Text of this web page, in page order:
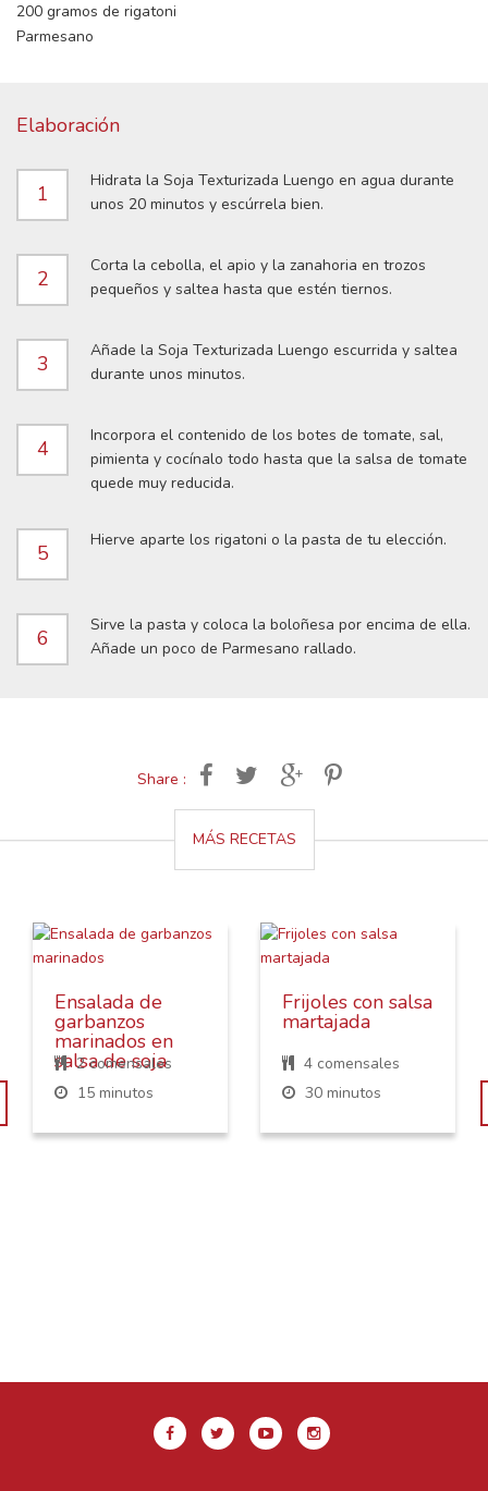
200 gramos de rigatoni
Parmesano
Elaboración
1
Hidrata la Soja Texturizada Luengo en agua durante
unos 20 minutos y escúrrela bien.
2
Corta la cebolla, el apio y la zanahoria en trozos
pequeños y saltea hasta que estén tiernos.
3
Añade la Soja Texturizada Luengo escurrida y saltea
durante unos minutos.
4
Incorpora el contenido de los botes de tomate, sal,
pimienta y cocínalo todo hasta que la salsa de tomate
quede muy reducida.
5
Hierve aparte los rigatoni o la pasta de tu elección.
6
Sirve la pasta y coloca la boloñesa por encima de ella.
Añade un poco de Parmesano rallado.
Share :
MÁS RECETAS
Ensalada de
garbanzos
marinados en
salsa de soja
2 comensales
15 minutos
Frijoles con salsa
martajada
4 comensales
30 minutos